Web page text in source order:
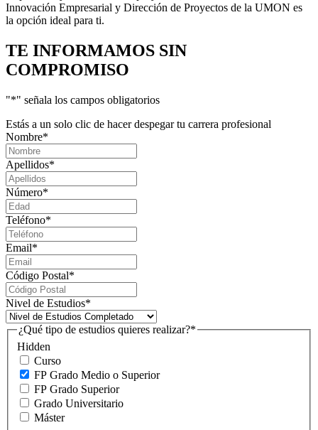
Innovación Empresarial y Dirección de Proyectos de la UMON es
la opción ideal para ti.
TE INFORMAMOS SIN
COMPROMISO
"*" señala los campos obligatorios
Estás a un solo clic de hacer despegar tu carrera profesional
Nombre*
Apellidos*
Número*
Teléfono*
Email*
Código Postal*
Nivel de Estudios*
Hidden
¿Qué tipo de estudios quieres realizar?*
Curso
FP Grado Medio o Superior
FP Grado Superior
Grado Universitario
Máster